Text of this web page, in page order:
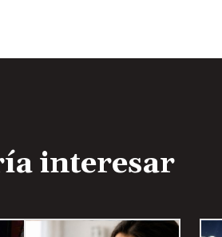
interesar